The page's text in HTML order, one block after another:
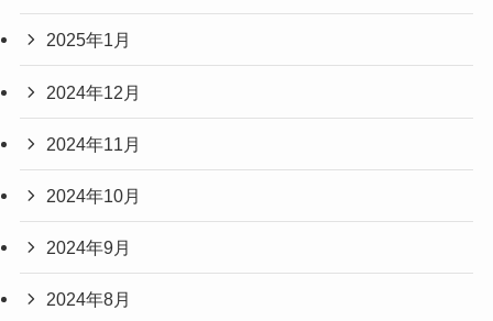
2025年1月
2024年12月
2024年11月
2024年10月
2024年9月
2024年8月